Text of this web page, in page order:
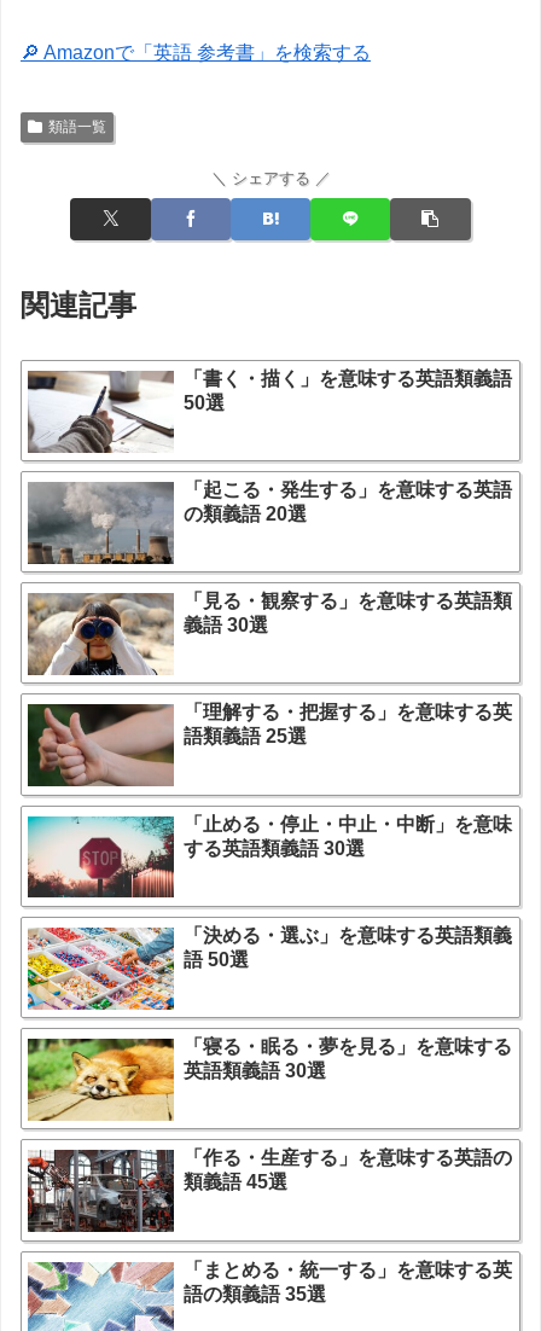
🔎 Amazonで「英語 参考書」を検索する
類語一覧
＼ シェアする ／
関連記事
「書く・描く」を意味する英語類義語
50選
「起こる・発生する」を意味する英語
の類義語 20選
「見る・観察する」を意味する英語類
義語 30選
「理解する・把握する」を意味する英
語類義語 25選
「止める・停止・中止・中断」を意味
する英語類義語 30選
「決める・選ぶ」を意味する英語類義
語 50選
「寝る・眠る・夢を見る」を意味する
英語類義語 30選
「作る・生産する」を意味する英語の
類義語 45選
「まとめる・統一する」を意味する英
語の類義語 35選